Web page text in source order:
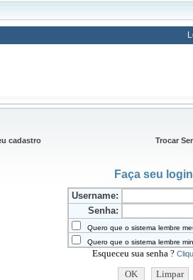
cadastro Trocar
Faça seu login
Username:
Senha:
Quero que o sistema lembre
Quero que o sistema lembre
Esqueceu sua senha ?